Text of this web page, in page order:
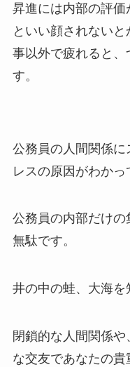
昇進には内部の評
といい顔されない
事以外で疲れると
す。
公務員の人間関係に
レスの原因がわかっ
公務員の内部だけ
無駄です。
井の中の蛙、大海を
閉鎖的な人間関係
な交友であなたの